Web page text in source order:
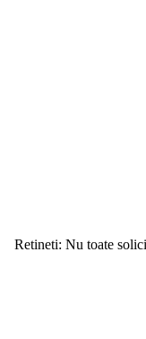
Retineti: Nu toate